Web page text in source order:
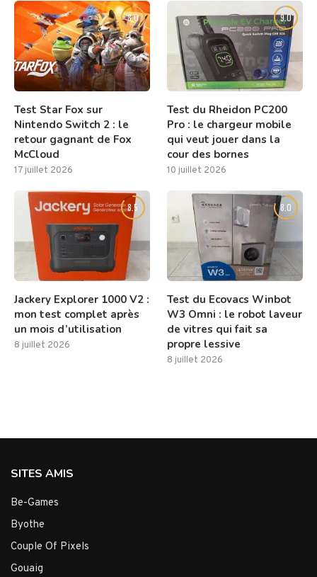
8.0
Test Star Fox sur
Nintendo Switch 2 : le
retour gagnant de Fox
McCloud
17 juillet 2026
9.0
Test du Rheidon PC200
Pro : le chargeur mobile
qui veut jouer dans la
cour des bornes
10 juillet 2026
8.5
Jackery Explorer 1000 V2 :
mon test complet après
un mois d’utilisation
8 juillet 2026
8.0
Test du Ecovacs Winbot
W3 Omni : le robot laveur
de vitres qui fait sa
propre lessive
8 juillet 2026
SITES AMIS
Be-Games
Byothe
Couple Of Pixels
Gouaig